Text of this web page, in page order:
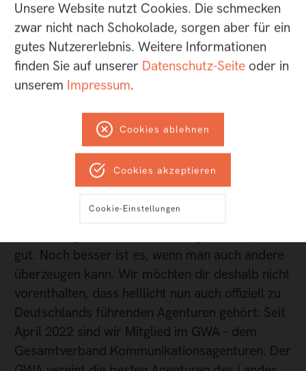
gut. Noch besser ist es, wenn man auch andere
überzeugen kann. Wir möchten dir deshalb nicht
vorenthalten, dass helllicht nun auch offiziell zu
Deutschlands führenden Agenturen gehört: Seit
April 2022 sind wir Mitglied im GWA – dem
Gesamtverband Kommunikationsagenturen. Der
Unsere Website nutzt Cookies. Die schmecken
zwar nicht nach Schokolade, sorgen aber für ein
gutes Nutzererlebnis. Weitere Informationen
finden Sie auf unserer Datenschutz-Seite oder in
unserem Impressum.
Cookies ablehnen
Cookies akzeptieren
Cookie-Einstellungen